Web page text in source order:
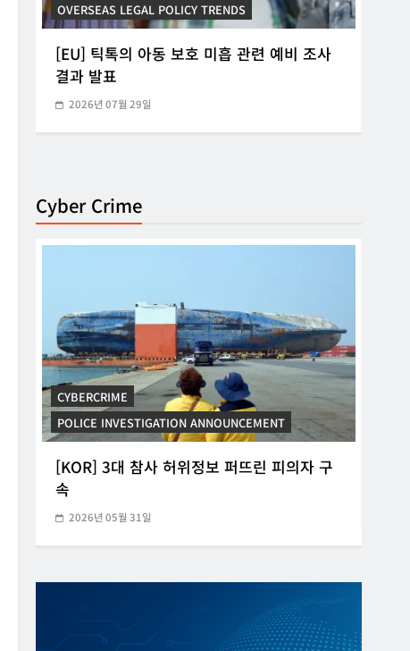
OVERSEAS LEGAL POLICY TRENDS
[EU] 틱톡의 아동 보호 미흡 관련 예비 조사
결과 발표
2026년 07월 29일
Cyber Crime
CYBERCRIME
POLICE INVESTIGATION ANNOUNCEMENT
[KOR] 3대 참사 허위정보 퍼뜨린 피의자 구
속
2026년 05월 31일